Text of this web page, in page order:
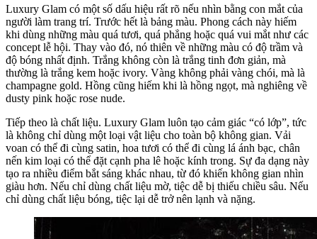
Luxury Glam có một số dấu hiệu rất rõ nếu nhìn bằng con mắt của
người làm trang trí. Trước hết là bảng màu. Phong cách này hiếm
khi dùng những màu quá tươi, quá phẳng hoặc quá vui mắt như các
concept lễ hội. Thay vào đó, nó thiên về những màu có độ trầm và
độ bóng nhất định. Trắng không còn là trắng tinh đơn giản, mà
thường là trắng kem hoặc ivory. Vàng không phải vàng chói, mà là
champagne gold. Hồng cũng hiếm khi là hồng ngọt, mà nghiêng về
dusty pink hoặc rose nude.
Tiếp theo là chất liệu. Luxury Glam luôn tạo cảm giác “có lớp”, tức
là không chỉ dùng một loại vật liệu cho toàn bộ không gian. Vải
voan có thể đi cùng satin, hoa tươi có thể đi cùng lá ánh bạc, chân
nến kim loại có thể đặt cạnh pha lê hoặc kính trong. Sự đa dạng này
tạo ra nhiều điểm bắt sáng khác nhau, từ đó khiến không gian nhìn
giàu hơn. Nếu chỉ dùng chất liệu mờ, tiệc dễ bị thiếu chiều sâu. Nếu
chỉ dùng chất liệu bóng, tiệc lại dễ trở nên lạnh và nặng.